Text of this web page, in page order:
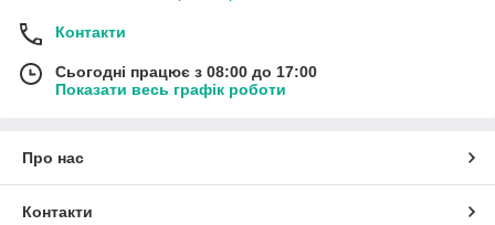
Контакти
Сьогодні працює з 08:00 до 17:00
Показати весь графік роботи
Про нас
Контакти